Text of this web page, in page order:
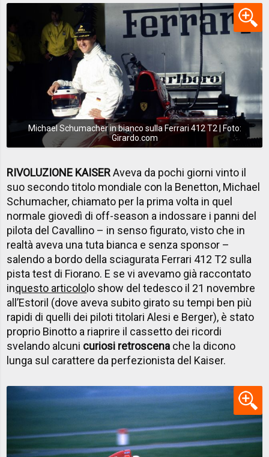
Michael Schumacher in bianco sulla Ferrari 412 T2 | Foto:
Girardo.com
RIVOLUZIONE KAISERAveva da pochi giorni vinto il
suo secondo titolo mondiale con la Benetton, Michael
Schumacher, chiamato per la prima volta in quel
normale giovedì di off-season a indossare i panni del
pilota del Cavallino – in senso figurato, visto che in
realtà aveva una tuta bianca e senza sponsor –
salendo a bordo della sciagurata Ferrari 412 T2 sulla
pista test di Fiorano. E se vi avevamo già raccontato
inquesto articololo show del tedesco il 21 novembre
all’Estoril (dove aveva subito girato su tempi ben più
rapidi di quelli dei piloti titolari Alesi e Berger), è stato
proprio Binotto a riaprire il cassetto dei ricordi
svelando alcuni curiosi retroscena che la dicono
lunga sul carattere da perfezionista del Kaiser.